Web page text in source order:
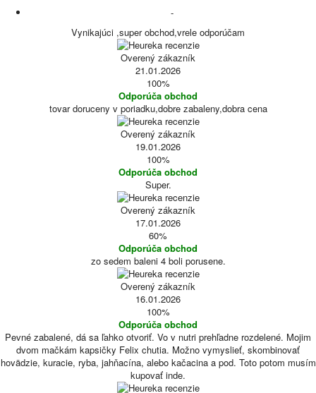
-
Vynikajúci ,super obchod,vrele odporúčam
Overený zákazník
21.01.2026
100%
Odporúča obchod
tovar doruceny v poriadku,dobre zabaleny,dobra cena
Overený zákazník
19.01.2026
100%
Odporúča obchod
Super.
Overený zákazník
17.01.2026
60%
Odporúča obchod
zo sedem baleni 4 boli porusene.
Overený zákazník
16.01.2026
100%
Odporúča obchod
Pevné zabalené, dá sa ľahko otvoriť. Vo v nutri prehľadne rozdelené. Mojim
dvom mačkám kapsičky Felix chutia. Možno vymyslieť, skombinovať
hovädzie, kuracie, ryba, jahňacína, alebo kačacina a pod. Toto potom musím
kupovať inde.